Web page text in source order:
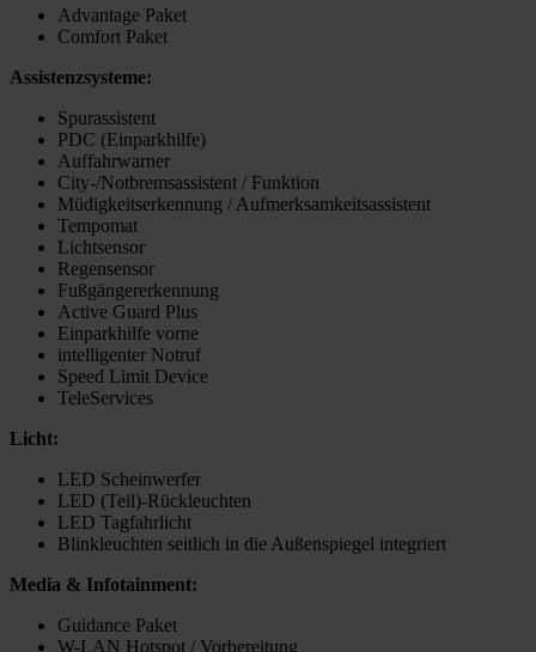
Advantage Paket
Comfort Paket
Assistenzsysteme:
Spurassistent
PDC (Einparkhilfe)
Auffahrwarner
City-/Notbremsassistent / Funktion
Müdigkeitserkennung / Aufmerksamkeitsassistent
Tempomat
Lichtsensor
Regensensor
Fußgängererkennung
Active Guard Plus
Einparkhilfe vorne
intelligenter Notruf
Speed Limit Device
TeleServices
Licht:
LED Scheinwerfer
LED (Teil)-Rückleuchten
LED Tagfahrlicht
Blinkleuchten seitlich in die Außenspiegel integriert
Media & Infotainment:
Guidance Paket
W-LAN Hotspot / Vorbereitung